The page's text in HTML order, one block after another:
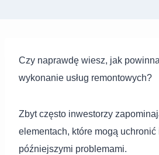
Czy naprawdę wiesz, jak
wykonanie usług remontowych?
Zbyt często inwestorzy
elementach, które mogą uchronić
późniejszymi problemami.